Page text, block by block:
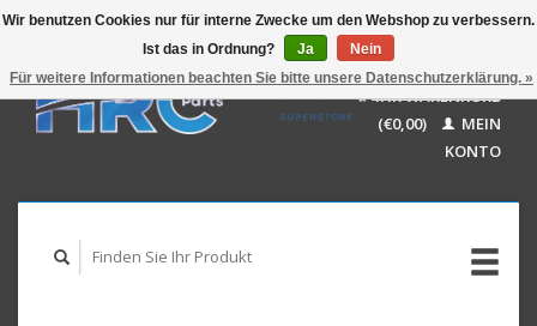
GBP
USD
AUD
Deutsch
English
IHR WARENKORB
(€0,00)
MEIN
KONTO
Wir benutzen Cookies nur für interne Zwecke um den Webshop zu verbessern.
Ist das in Ordnung?
Ja
Nein
Für weitere Informationen beachten Sie bitte unsere Datenschutzerklärung. »